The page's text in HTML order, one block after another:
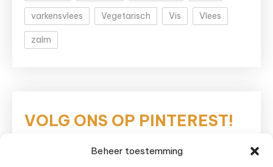
Beheer toestemming
varkensvlees Vegetarisch Vis Vlees
zalm
VOLG ONS OP PINTEREST!